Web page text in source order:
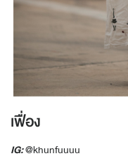
เฟื่อง
IG:@khunfuuuu